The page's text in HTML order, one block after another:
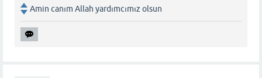
Amin canım Allah yardımcımız olsun